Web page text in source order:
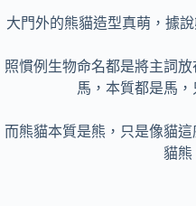
大門外的熊貓造型真萌，據
照慣例生物命名都是將主詞
馬，本質都是馬，
而熊貓本質是熊，只是像貓
貓熊